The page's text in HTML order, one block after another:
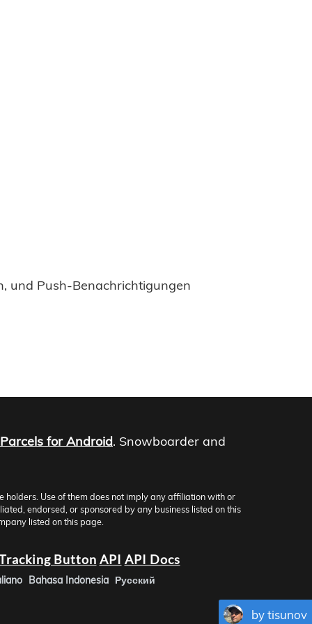
und Push-Benachrichtigungen
by tisunov
Parcels for Android. Snowboarder and
Use of them does not imply any affiliation with or
endorsed, or sponsored by any business listed on this
listed on this page.
Button API API Docs
Bahasa Indonesia Русский